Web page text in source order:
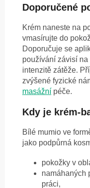
Doporučené
Krém naneste na
vmasírujte do
Doporučuje se
používání závisí
intenzitě zátěže.
zvýšené fyzické
masážní péče.
Kdy je krém-
Bílé mumio ve
jako podpůrná
pokožky v
namáhaných
práci,